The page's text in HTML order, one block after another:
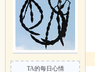
TA的每日心情